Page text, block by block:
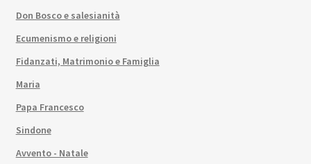
Don Bosco e salesianità
Ecumenismo e religioni
Fidanzati, Matrimonio e Famiglia
Maria
Papa Francesco
Sindone
Avvento - Natale